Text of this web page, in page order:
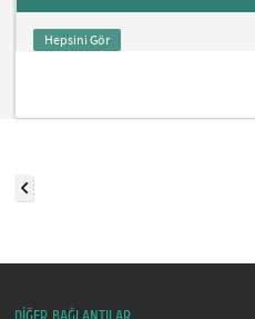
Hepsini Gör